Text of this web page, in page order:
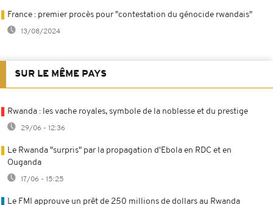
France : premier procès pour "contestation du génocide rwandais"
13/08/2024
SUR LE MÊME PAYS
Rwanda : les vache royales, symbole de la noblesse et du prestige
29/06 - 12:36
Le Rwanda "surpris" par la propagation d'Ebola en RDC et en
Ouganda
17/06 - 15:25
Le FMI approuve un prêt de 250 millions de dollars au Rwanda